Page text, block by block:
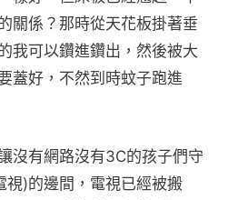
關係？那時從天花板掛著垂
我可以鑽進鑽出，然後被大
蓋好，不然到時蚊子跑進
沒有網路沒有3C的孩子們守
視)的邊間，電視已經被搬